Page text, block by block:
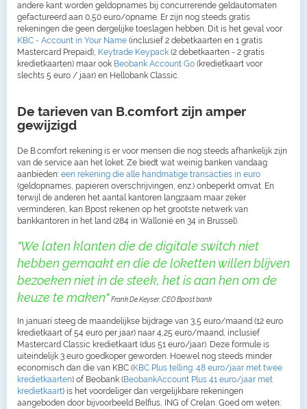
andere kant worden geldopnames bij concurrerende geldautomaten
gefactureerd aan 0,50 euro/opname. Er zijn nog steeds gratis
rekeningen die geen dergelijke toeslagen hebben. Dit is het geval voor
KBC - Account in Your Name (inclusief 2 debetkaarten en 1 gratis
Mastercard Prepaid), Keytrade Keypack (2 debetkaarten - 2 gratis
kredietkaarten) maar ook Beobank Account Go (kredietkaart voor
slechts 5 euro / jaar) en Hellobank Classic.
De tarieven van B.comfort zijn amper
gewijzigd
De B.comfort rekening is er voor mensen die nog steeds afhankelijk zijn
van de service aan het loket. Ze biedt wat weinig banken vandaag
aanbieden: een rekening die alle handmatige transacties in euro
(geldopnames, papieren overschrijvingen, enz.) onbeperkt omvat. En
terwijl de anderen het aantal kantoren langzaam maar zeker
verminderen, kan Bpost rekenen op het grootste netwerk van
bankkantoren in het land (284 in Wallonië en 34 in Brussel).
"We laten klanten die de digitale switch niet
hebben gemaakt en die de loketten willen blijven
bezoeken niet in de steek, het is aan hen om de
keuze te maken" Frank De Keyser, CEO Bpost bank
In januari steeg de maandelijkse bijdrage van 3,5 euro/maand (12 euro
kredietkaart of 54 euro per jaar) naar 4,25 euro/maand, inclusief
Mastercard Classic kredietkaart (dus 51 euro/jaar). Deze formule is
uiteindelijk 3 euro goedkoper geworden. Hoewel nog steeds minder
economisch dan die van KBC (KBC Plus telling: 48 euro/jaar met twee
kredietkaarten) of Beobank (BeobankAccount Plus 41 euro/jaar met
kredietkaart) is het voordeliger dan vergelijkbare rekeningen
aangeboden door bijvoorbeeld Belfius, ING of Crelan. Goed om weten: